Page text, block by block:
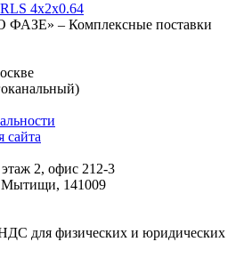
4х2х0.64
ФАЗЕ» – Комплексные поставки
сайта
2, офис 212-3
Мытищи, 141009
для физических и юридических